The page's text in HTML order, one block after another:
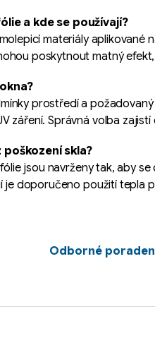
a kde se používají?
materiály aplikované
poskytnout matný
prostředí a
záření. Správná volba
skla?
jsou navrženy tak, aby
je doporučeno použití tepla
Odborné